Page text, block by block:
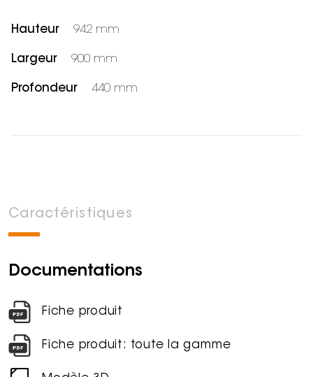
Hauteur 942 mm
Largeur 900 mm
Profondeur 440 mm
Caractéristiques
Documentations
Fiche produit
Fiche produit: toute la gamme